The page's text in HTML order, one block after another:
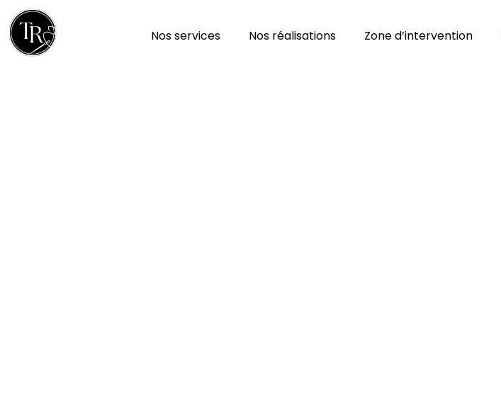
Nos services Nos réalisations Zone d’intervention